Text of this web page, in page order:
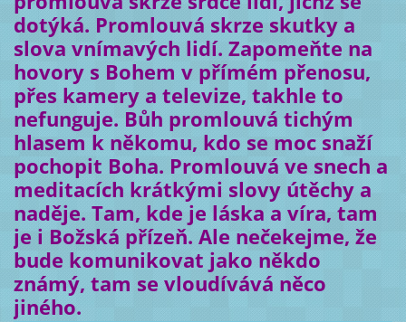
dotýká. Promlouvá skrze skutky a
slova vnímavých lidí. Zapomeňte na
hovory s Bohem v přímém přenosu,
přes kamery a televize, takhle to
nefunguje. Bůh promlouvá tichým
hlasem k někomu, kdo se moc snaží
pochopit Boha. Promlouvá ve snech a
meditacích krátkými slovy útěchy a
naděje. Tam, kde je láska a víra, tam
je i Božská přízeň. Ale nečekejme, že
bude komunikovat jako někdo
známý, tam se vloudívává něco
jiného.